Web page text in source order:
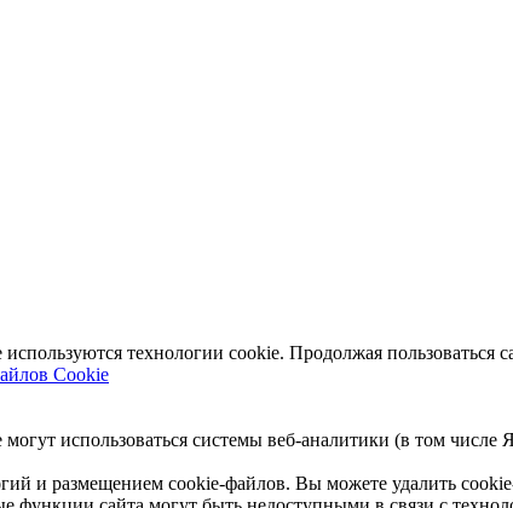
технологии cookie. Продолжая пользоваться
Cookie
использоваться системы веб-аналитики (в том
и размещением cookie-файлов. Вы можете удалить